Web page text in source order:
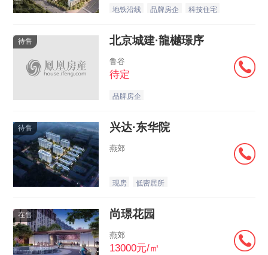
地铁沿线 品牌房企 科技住宅
待售 北京城建·龍樾璟序
鲁谷
待定
品牌房企
待售 兴达·东华院
燕郊
现房 低密居所
在售 尚璟花园
燕郊
13000元/㎡